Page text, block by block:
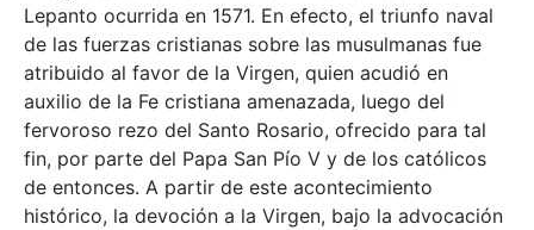
Lepanto ocurrida en 1571. En efecto, el triunfo naval
de las fuerzas cristianas sobre las musulmanas fue
atribuido al favor de la Virgen, quien acudió en
auxilio de la Fe cristiana amenazada, luego del
fervoroso rezo del Santo Rosario, ofrecido para tal
fin, por parte del Papa San Pío V y de los católicos
de entonces. A partir de este acontecimiento
histórico, la devoción a la Virgen, bajo la advocación